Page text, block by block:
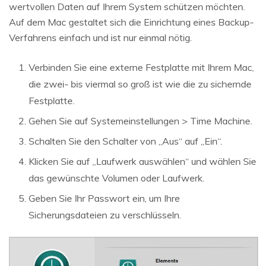
wertvollen Daten auf Ihrem System schützen möchten.
Auf dem Mac gestaltet sich die Einrichtung eines Backup-
Verfahrens einfach und ist nur einmal nötig.
Verbinden Sie eine externe Festplatte mit Ihrem Mac,
die zwei- bis viermal so groß ist wie die zu sichernde
Festplatte.
Gehen Sie auf Systemeinstellungen > Time Machine.
Schalten Sie den Schalter von „Aus“ auf „Ein“.
Klicken Sie auf „Laufwerk auswählen“ und wählen Sie
das gewünschte Volumen oder Laufwerk.
Geben Sie Ihr Passwort ein, um Ihre
Sicherungsdateien zu verschlüsseln.